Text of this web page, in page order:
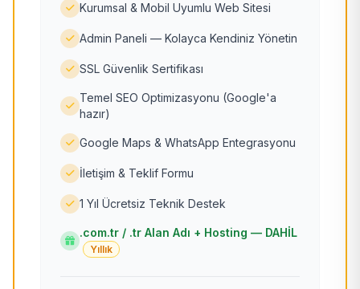
Kurumsal & Mobil Uyumlu Web Sitesi
Admin Paneli — Kolayca Kendiniz Yönetin
SSL Güvenlik Sertifikası
Temel SEO Optimizasyonu (Google'a
hazır)
Google Maps & WhatsApp Entegrasyonu
İletişim & Teklif Formu
1 Yıl Ücretsiz Teknik Destek
.com.tr / .tr Alan Adı + Hosting — DAHİL
Yıllık